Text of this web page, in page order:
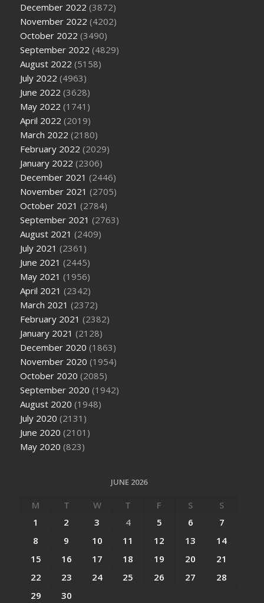
December 2022 (3872)
November 2022 (4202)
October 2022 (3490)
September 2022 (4829)
August 2022 (5158)
July 2022 (4963)
June 2022 (3628)
May 2022 (1741)
April 2022 (2019)
March 2022 (2180)
February 2022 (2029)
January 2022 (2306)
December 2021 (2446)
November 2021 (2705)
October 2021 (2784)
September 2021 (2763)
August 2021 (2409)
July 2021 (2361)
June 2021 (2445)
May 2021 (1956)
April 2021 (2342)
March 2021 (2372)
February 2021 (2382)
January 2021 (2128)
December 2020 (1863)
November 2020 (1954)
October 2020 (2085)
September 2020 (1942)
August 2020 (1948)
July 2020 (2131)
June 2020 (2101)
May 2020 (823)
JUNE 2026
M T W T F S
S
1
2 3 4 5 6
7
8
9 10 11 12 13
14
15
16 17 18 19 20
21
22
23 24 25 26 27
28
29
30